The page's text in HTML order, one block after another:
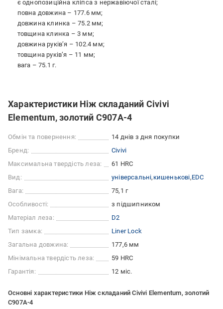
є однопозиційна кліпса з нержавіючої сталі;
повна довжина – 177.6 мм;
довжина клинка – 75.2 мм;
товщина клинка – 3 мм;
довжина руківʼя – 102.4 мм;
товщина руківʼя – 11 мм;
вага – 75.1 г.
Характеристики Ніж складаний Civivi
Elementum, золотий C907A-4
Обмін та повернення:
14 днів з дня покупки
Бренд:
Civivi
Максимальна твердість леза:
61 HRC
Вид:
універсальні кишенькові EDC
Вага:
75,1 г
Особливості:
з підшипником
Матеріал леза:
D2
Тип замка:
Liner Lock
Загальна довжина:
177,6 мм
Мінімальна твердість леза:
59 HRC
Гарантія:
12 міс.
Основні характеристики Ніж складаний Civivi Elementum, золотий
C907A-4